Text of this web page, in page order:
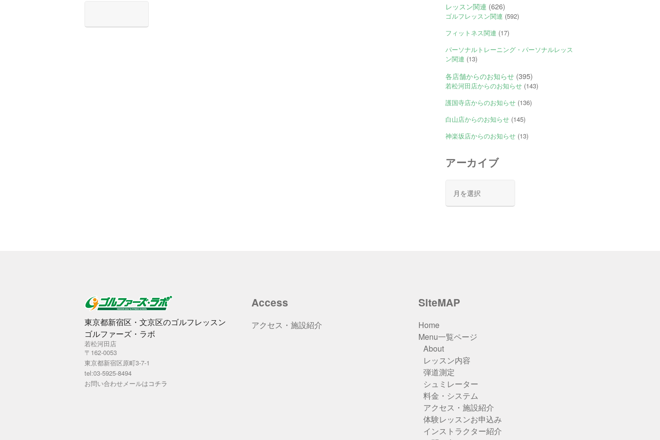
レッスン関連 (626)
ゴルフレッスン関連 (592)
フィットネス関連 (17)
パーソナルトレーニング・パーソナルレッス
ン関連 (13)
各店舗からのお知らせ (395)
若松河田店からのお知らせ (143)
護国寺店からのお知らせ (136)
白山店からのお知らせ (145)
神楽坂店からのお知らせ (13)
アーカイブ
カ
東京都新宿区・文京区のゴルフレッスン
ゴルファーズ・ラボ
若松河田店
〒162-0053
東京都新宿区原町3-7-1
tel:03-5925-8494
お問い合わせメールはコチラ
Access
アクセス・施設紹介
SiteMAP
Home
Menu一覧ページ
About
レッスン内容
弾道測定
シュミレーター
料金・システム
アクセス・施設紹介
体験レッスンお申込み
インストラクター紹介